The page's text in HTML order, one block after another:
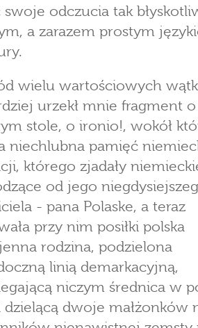
swoje odczucia tak
a zarazem prostym
wielu wartościowych
urzekł mnie fragment o
stole, o ironio!, wokół
niechlubna pamięć
którego zjadały
od jego
- pana Polaske, a teraz
przy nim posiłki polska
rodzina, podzielona
linią demarkacyjną,
niczym średnica w
dzielącą dwoje małżonków